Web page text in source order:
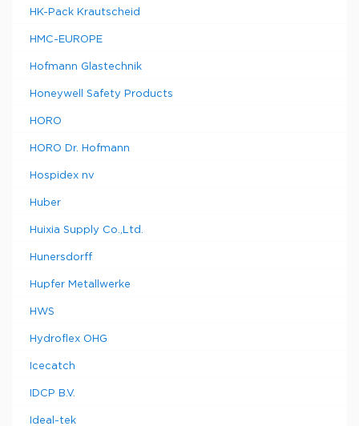
HK-Pack Krautscheid
HMC-EUROPE
Hofmann Glastechnik
Honeywell Safety Products
HORO
HORO Dr. Hofmann
Hospidex nv
Huber
Huixia Supply Co.,Ltd.
Hunersdorff
Hupfer Metallwerke
HWS
Hydroflex OHG
Icecatch
IDCP B.V.
Ideal-tek